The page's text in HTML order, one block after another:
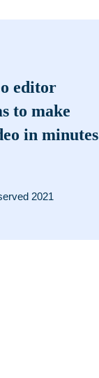
editor
to make
in minutes
2021